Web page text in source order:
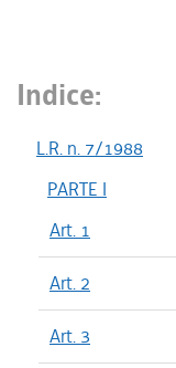
Indice:
L.R. n. 7/1988
PARTE I
Art. 1
Art. 2
Art. 3